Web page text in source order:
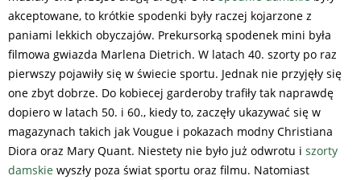
akceptowane, to krótkie spodenki były raczej kojarzone z
paniami lekkich obyczajów. Prekursorką spodenek mini była
filmowa gwiazda Marlena Dietrich. W latach 40. szorty po raz
pierwszy pojawiły się w świecie sportu. Jednak nie przyjęły się
one zbyt dobrze. Do kobiecej garderoby trafiły tak naprawdę
dopiero w latach 50. i 60., kiedy to, zaczęły ukazywać się w
magazynach takich jak Vougue i pokazach modny Christiana
Diora oraz Mary Quant. Niestety nie było już odwrotu i szorty
damskie wyszły poza świat sportu oraz filmu. Natomiast